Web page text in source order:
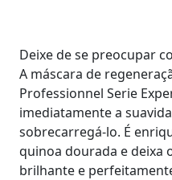
Deixe de se preocupar
A máscara de
Professionnel Serie
imediatamente a
sobrecarregá-lo. É
quinoa dourada e deixa
brilhante e